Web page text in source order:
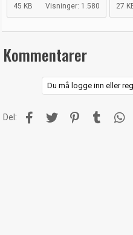
45 KB Visninger: 1.580 27
Kommentarer
Du må logge inn eller
Del: Facebook
Twitter PinterestTumblr